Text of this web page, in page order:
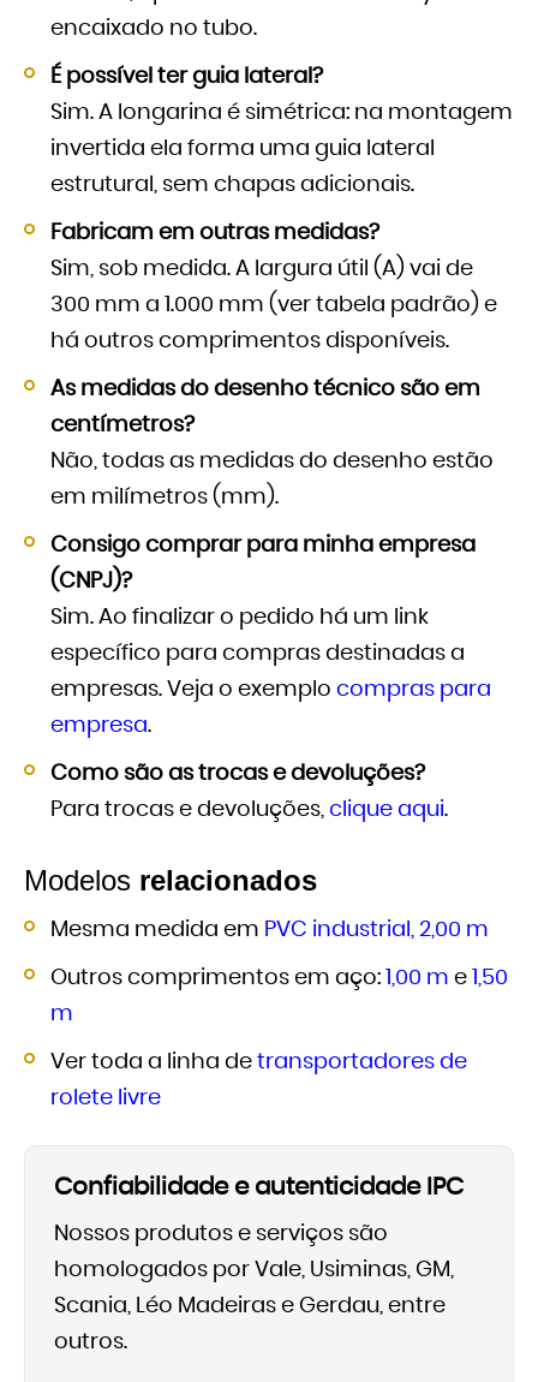
encaixado no tubo.
É possível ter guia lateral?
Sim. A longarina é simétrica: na montagem
invertida ela forma uma guia lateral
estrutural, sem chapas adicionais.
Fabricam em outras medidas?
Sim, sob medida. A largura útil (A) vai de
300 mm a 1.000 mm (ver tabela padrão) e
há outros comprimentos disponíveis.
As medidas do desenho técnico são em
centímetros?
Não, todas as medidas do desenho estão
em milímetros (mm).
Consigo comprar para minha empresa
(CNPJ)?
Sim. Ao finalizar o pedido há um link
específico para compras destinadas a
empresas. Veja o exemplo compras para
empresa.
Como são as trocas e devoluções?
Para trocas e devoluções, clique aqui.
Modelos relacionados
Mesma medida em PVC industrial, 2,00 m
Outros comprimentos em aço: 1,00 m e 1,50
m
Ver toda a linha de transportadores de
rolete livre
Confiabilidade e autenticidade IPC
Nossos produtos e serviços são
homologados por Vale, Usiminas, GM,
Scania, Léo Madeiras e Gerdau, entre
outros.